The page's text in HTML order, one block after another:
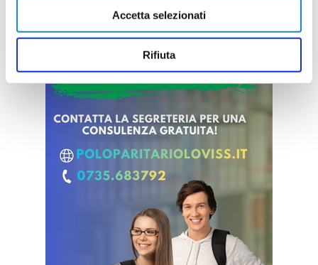
Accetta selezionati
Rifiuta